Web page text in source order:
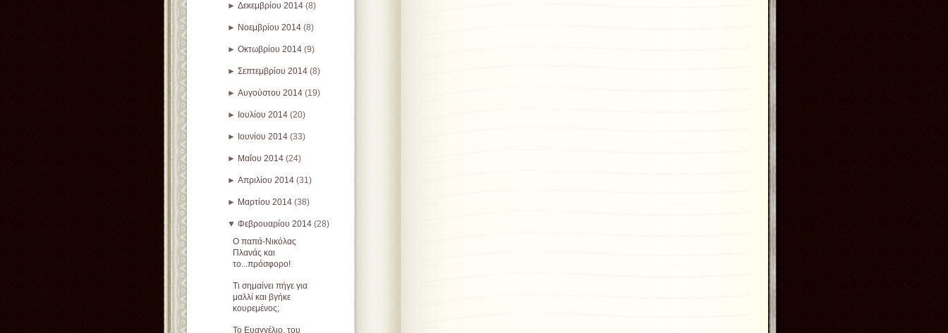
► Δεκεμβρίου 2014 (8)
► Νοεμβρίου 2014 (8)
► Οκτωβρίου 2014 (9)
► Σεπτεμβρίου 2014 (8)
► Αυγούστου 2014 (19)
► Ιουλίου 2014 (20)
► Ιουνίου 2014 (33)
► Μαΐου 2014 (24)
► Απριλίου 2014 (31)
► Μαρτίου 2014 (38)
▼ Φεβρουαρίου 2014 (28)
Ο παπά-Νικόλας
Πλανάς και
το...πρόσφορο!
Τι σημαίνει πήγε για
μαλλί και βγήκε
κουρεμένος;
Το Ευαγγέλιο, του